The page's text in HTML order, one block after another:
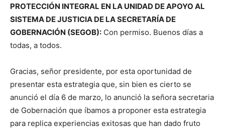
PROTECCIÓN INTEGRAL EN LA UNIDAD DE APOYO AL
SISTEMA DE JUSTICIA DE LA SECRETARÍA DE
GOBERNACIÓN (SEGOB): Con permiso. Buenos días a
todas, a todos.
Gracias, señor presidente, por esta oportunidad de
presentar esta estrategia que, sin bien es cierto se
anunció el día 6 de marzo, lo anunció la señora secretaria
de Gobernación que íbamos a proponer esta estrategia
para replica experiencias exitosas que han dado fruto